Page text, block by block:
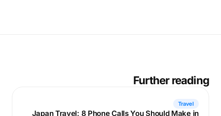
Further reading
Travel
Japan Travel: 8 Phone Calls You Should Make in